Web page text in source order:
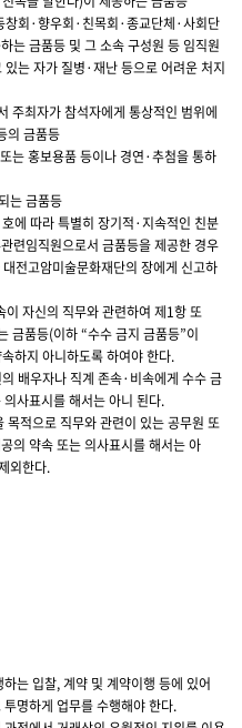
회·향우회·친목회·종교단체·사회단
는 금품등 및 그 소속 구성원 등 임직원
는 자가 질병·재난 등으로 어려운 처지
주최자가 참석자에게 통상적인 범위에
의 금품등
는 홍보용품 등이나 경연·추첨을 통하
는 금품등
에 따라 특별히 장기적·지속적인 친분
련임직원으로서 금품등을 제공한 경우
전고암미술문화재단의 장에게 신고하
자신의 직무와 관련하여 제1항 또
금품등(이하 “수수 금지 금품등”이
하지 아니하도록 하여야 한다.
배우자나 직계 존속·비속에게 수수 금
사표시를 해서는 아니 된다.
적으로 직무와 관련이 있는 공무원 또
의 약속 또는 의사표시를 해서는 아
외한다.
는 입찰, 계약 및 계약이행 등에 있어
명하게 업무를 수행해야 한다.